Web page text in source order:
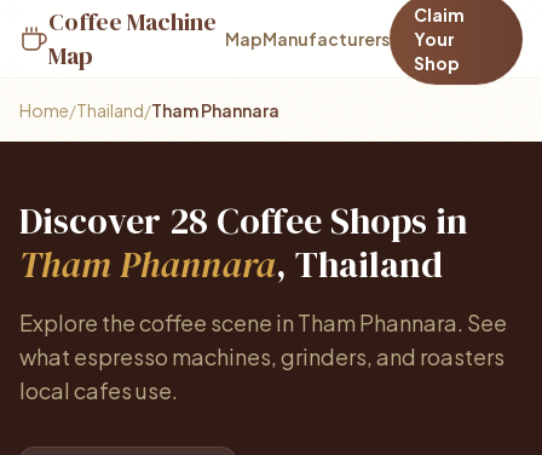
Coffee Machine
Map
MapManufacturers
Claim
Your
Shop
Home/Thailand/Tham Phannara
Discover 28 Coffee Shops in
Tham Phannara, Thailand
Explore the coffee scene in Tham Phannara. See
what espresso machines, grinders, and roasters
local cafes use.